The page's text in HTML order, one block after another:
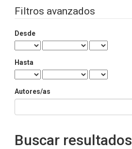
Filtros avanzados
Desde
Hasta
Autores/as
Buscar resultados